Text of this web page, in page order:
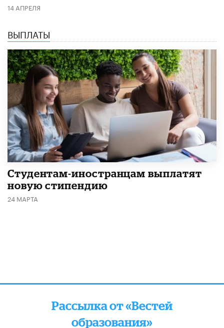
14 АПРЕЛЯ
ВЫПЛАТЫ
Студентам-иностранцам выплатят
новую стипендию
24 МАРТА
Рассылка от «Вестей
образования»